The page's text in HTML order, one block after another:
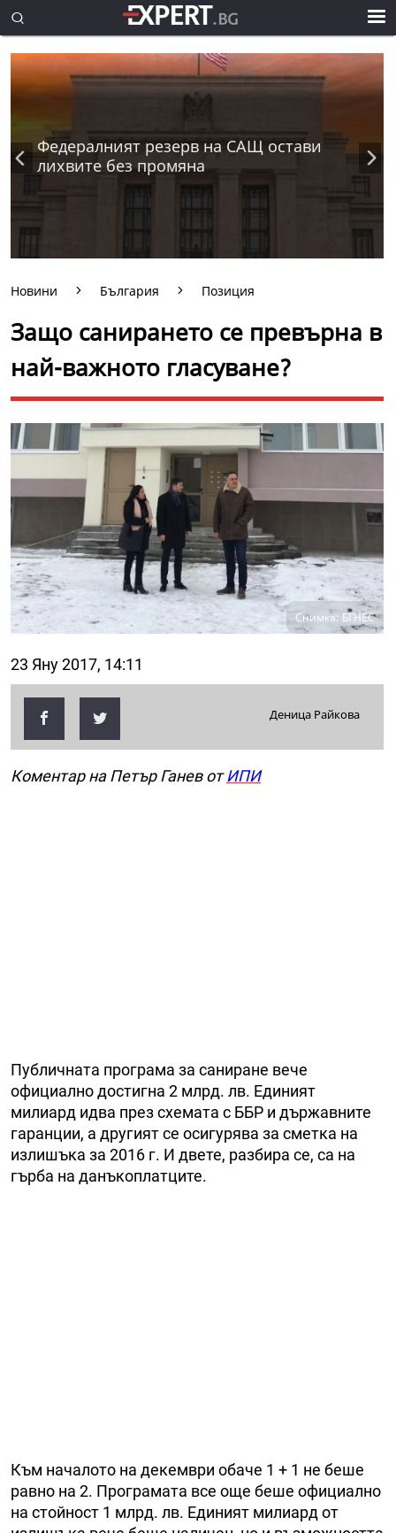
Федералният резерв на САЩ остави
лихвите без промяна
Новини България Позиция
Защо санирането се превърна в
най-важното гласуване?
Снимка: БГНЕС
23 Яну 2017, 14:11
Деница Райкова
Коментар на Петър Ганев отИПИ
Публичната програма за саниране вече
официално достигна 2 млрд. лв. Единият
милиард идва през схемата с ББР и държавните
гаранции, а другият се осигурява за сметка на
излишъка за 2016 г. И двете, разбира се, са на
гърба на данъкоплатците.
Към началото на декември обаче 1 + 1 не беше
равно на 2. Програмата все още беше официално
на стойност 1 млрд. лв. Единият милиард от